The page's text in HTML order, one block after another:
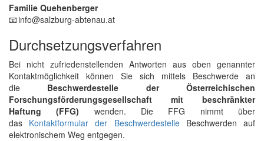
Familie Quehenberger
📧 info@salzburg-abtenau.at
Durchsetzungsverfahren
Bei nicht zufriedenstellenden Antworten aus oben genannter
Kontaktmöglichkeit können Sie sich mittels Beschwerde an
die Beschwerdestelle der Österreichischen
Forschungsförderungsgesellschaft mit beschränkter
Haftung (FFG) wenden. Die FFG nimmt über
das Kontaktformular der BeschwerdestelleBeschwerden auf
elektronischem Weg entgegen.